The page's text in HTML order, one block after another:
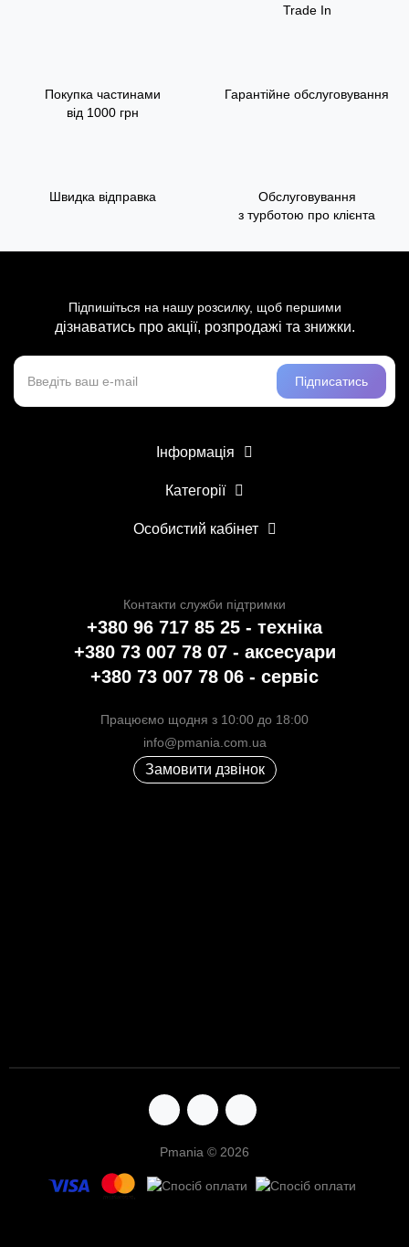
Trade In
Покупка частинами
від 1000 грн
Гарантійне обслуговування
Швидка відправка
Обслуговування
з турботою про клієнта
Підпишіться на нашу розсилку, щоб першими
дізнаватись про акції, розпродажі та знижки.
Підписатись
Інформація
Категорії
Особистий кабінет
Контакти служби підтримки
+380 96 717 85 25 - техніка
+380 73 007 78 07 - аксесуари
+380 73 007 78 06 - сервіс
Працюємо щодня з 10:00 до 18:00
info@pmania.com.ua
Замовити дзвінок
Pmania © 2026